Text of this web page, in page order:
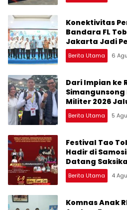
Konektivitas
Bandara FL
Jakarta Jadi
RI Muhammad
Berita Utama 6
Dari Impian ke
Militer 2026
Berita Utama 5
Festival Tao
Hadir di
Datang
Raih Peluangnya
Berita Utama 4
Komnas Anak